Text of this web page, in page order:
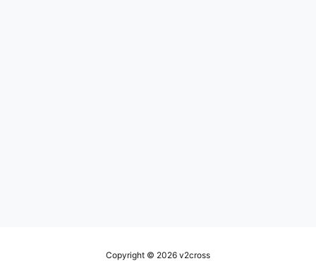
Copyright © 2026 v2cross